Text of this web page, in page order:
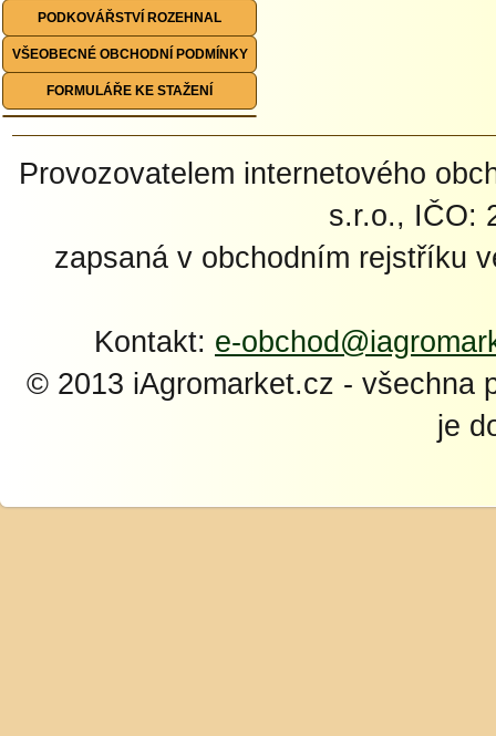
PODKOVÁŘSTVÍ ROZEHNAL
VŠEOBECNÉ OBCHODNÍ PODMÍNKY
FORMULÁŘE KE STAŽENÍ
Provozovatelem internetového
s.r.o., IČO:
zapsaná v obchodním rejstříku
Kontakt: e-
© 2013 iAgromarket.cz - všechna
je